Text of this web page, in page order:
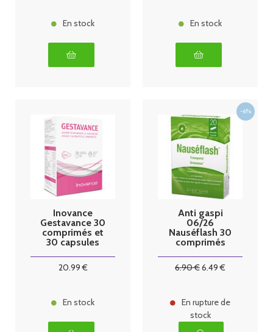
En stock En stock
Inovance
Gestavance 30
comprimés et
30 capsules
20.99€
En stock
Anti gaspi
06/26
Nauséflash 30
comprimés
6.90€6.49 €
En rupture de
stock